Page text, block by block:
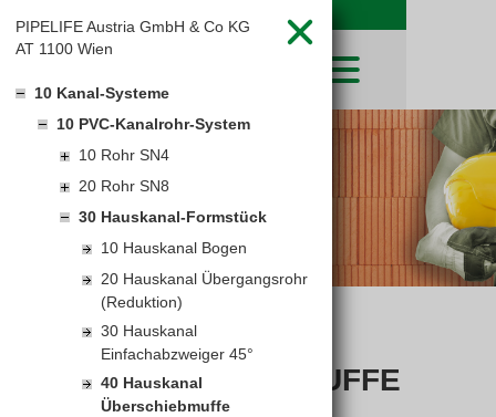
SHOP
LEIBWÄCHTER
MERKLISTE
WARENKORB
BAUSTOFFE
HOCHBAU
TIEFBAU
TROCKENBAU
FACHMARKT
LEISTUNGSERKLÄRUNGEN
BAUSTOFFKATALOGE
UNTERNEHMEN
FIRMENGESCHICHTE
STANDORTE
DOWNLOADS
LEITBILD
KARRIERE
KARRIERE UND WEITERBILDUNG
OFFENE STELLEN
AKTUELLES
KATALOGE
PREISANPASSUNGEN
AGB'S
GEWERBEZONE
Baustoffkataloge
PIPELIFE Austria GmbH & Co KG
AT 1100 Wien
10 Kanal-Systeme
10 PVC-Kanalrohr-System
10 Rohr SN4
20 Rohr SN8
30 Hauskanal-Formstück
10 Hauskanal Bogen
20 Hauskanal Übergangsrohr
(Reduktion)
30 Hauskanal
Einfachabzweiger 45°
40 Hauskanal
Überschiebmuffe
HAUSKANAL
ÜBERSCHIEBMUFFE